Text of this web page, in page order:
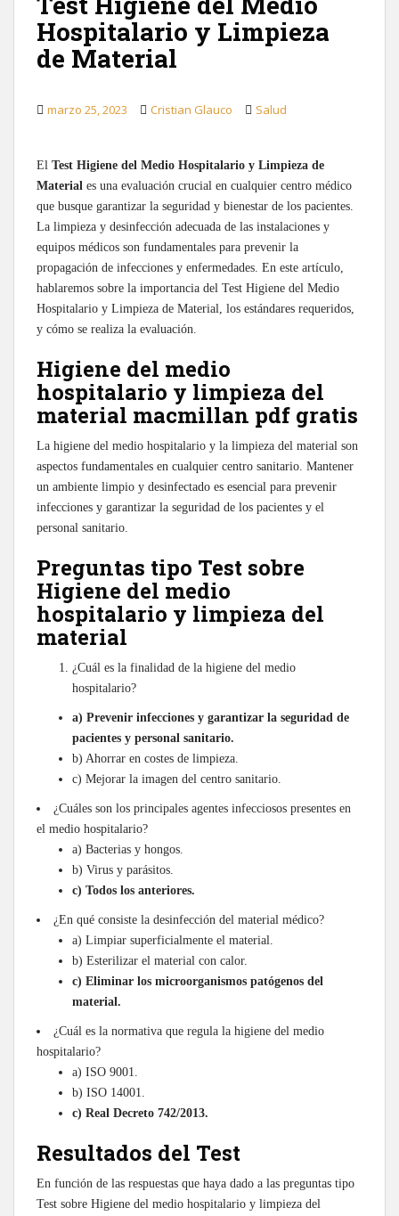
Hospitalario y Limpieza
de Material
marzo 25, 2023 Cristian Glauco Salud
El Test Higiene del Medio Hospitalario y Limpieza de
Material es una evaluación crucial en cualquier centro médico
que busque garantizar la seguridad y bienestar de los pacientes.
La limpieza y desinfección adecuada de las instalaciones y
equipos médicos son fundamentales para prevenir la
propagación de infecciones y enfermedades. En este artículo,
hablaremos sobre la importancia del Test Higiene del Medio
Hospitalario y Limpieza de Material, los estándares requeridos,
y cómo se realiza la evaluación.
Higiene del medio
hospitalario y limpieza del
material macmillan pdf gratis
La higiene del medio hospitalario y la limpieza del material son
aspectos fundamentales en cualquier centro sanitario. Mantener
un ambiente limpio y desinfectado es esencial para prevenir
infecciones y garantizar la seguridad de los pacientes y el
personal sanitario.
Preguntas tipo Test sobre
Higiene del medio
hospitalario y limpieza del
material
¿Cuál es la finalidad de la higiene del medio
hospitalario?
a) Prevenir infecciones y garantizar la seguridad de
pacientes y personal sanitario.
b) Ahorrar en costes de limpieza.
c) Mejorar la imagen del centro sanitario.
¿Cuáles son los principales agentes infecciosos presentes en
el medio hospitalario?
a) Bacterias y hongos.
b) Virus y parásitos.
c) Todos los anteriores.
¿En qué consiste la desinfección del material médico?
a) Limpiar superficialmente el material.
b) Esterilizar el material con calor.
c) Eliminar los microorganismos patógenos del
material.
¿Cuál es la normativa que regula la higiene del medio
hospitalario?
a) ISO 9001.
b) ISO 14001.
c) Real Decreto 742/2013.
Resultados del Test
En función de las respuestas que haya dado a las preguntas tipo
Test sobre Higiene del medio hospitalario y limpieza del